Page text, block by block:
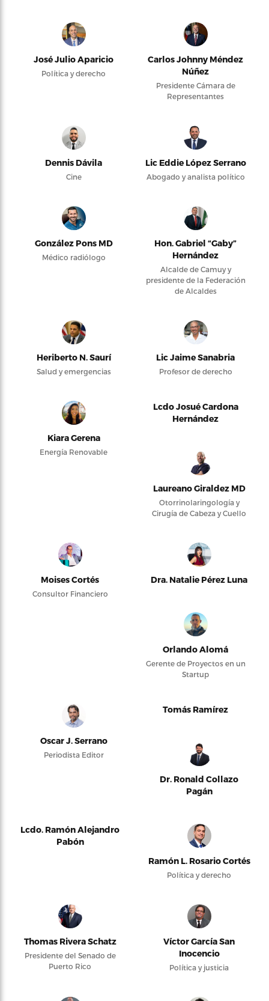
José Julio Aparicio
Política y derecho
Carlos Johnny Méndez
Núñez
Presidente Cámara de
Representantes
Dennis Dávila
Cine
Lic Eddie López Serrano
Abogado y analista político
González Pons MD
Médico radiólogo
Hon. Gabriel “Gaby”
Hernández
Alcalde de Camuy y
presidente de la Federación
de Alcaldes
Heriberto N. Saurí
Salud y emergencias
Lic Jaime Sanabria
Profesor de derecho
Kiara Gerena
Energía Renovable
Lcdo Josué Cardona
Hernández
Laureano Giraldez MD
Otorrinolaringología y
Cirugía de Cabeza y Cuello
Moises Cortés
Consultor Financiero
Dra. Natalie Pérez Luna
Orlando Alomá
Gerente de Proyectos en un
Startup
Oscar J. Serrano
Periodista Editor
Tomás Ramírez
Dr. Ronald Collazo
Pagán
Lcdo. Ramón Alejandro
Pabón
Ramón L. Rosario Cortés
Política y derecho
Thomas Rivera Schatz
Presidente del Senado de
Puerto Rico
Víctor García San
Inocencio
Política y justicia